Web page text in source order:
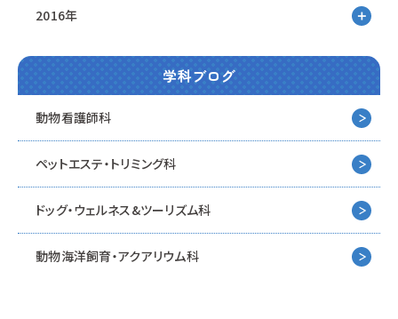
2016年
学科ブログ
動物看護師科
ペットエステ・トリミング科
ドッグ・ウェルネス&ツーリズム科
動物海洋飼育・アクアリウム科